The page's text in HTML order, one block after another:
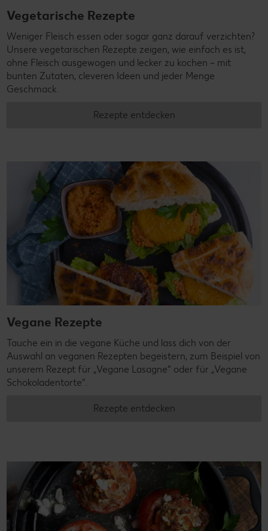
Vegetarische Rezepte
Weniger Fleisch essen oder sogar ganz darauf verzichten?
Unsere vegetarischen Rezepte zeigen, wie einfach es ist,
ohne Fleisch ausgewogen und lecker zu kochen – mit
bunten Zutaten, cleveren Ideen und jeder Menge
Geschmack.
Rezepte entdecken
Vegane Rezepte
Tauche ein in die vegane Küche und lass dich von der
Auswahl an veganen Rezepten begeistern, zum Beispiel von
unserem Rezept für „Vegane Lasagne“ oder für „Vegane
Schokoladentorte“.
Rezepte entdecken